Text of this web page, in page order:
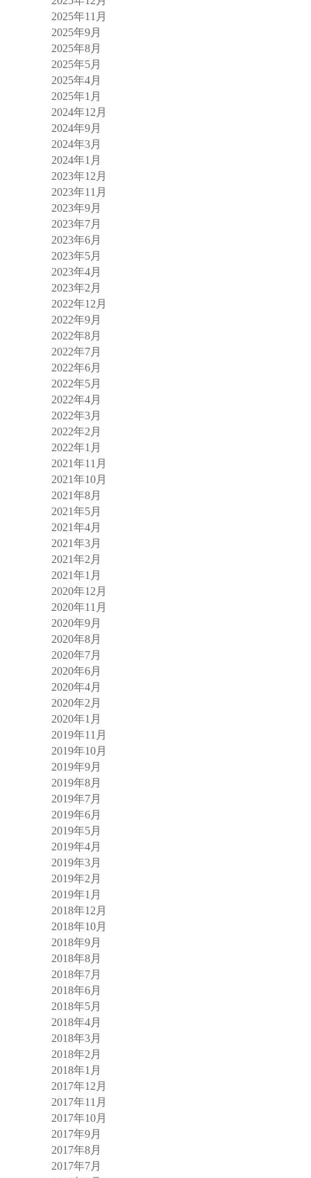
2025年11月
2025年9月
2025年8月
2025年5月
2025年4月
2025年1月
2024年12月
2024年9月
2024年3月
2024年1月
2023年12月
2023年11月
2023年9月
2023年7月
2023年6月
2023年5月
2023年4月
2023年2月
2022年12月
2022年9月
2022年8月
2022年7月
2022年6月
2022年5月
2022年4月
2022年3月
2022年2月
2022年1月
2021年11月
2021年10月
2021年8月
2021年5月
2021年4月
2021年3月
2021年2月
2021年1月
2020年12月
2020年11月
2020年9月
2020年8月
2020年7月
2020年6月
2020年4月
2020年2月
2020年1月
2019年11月
2019年10月
2019年9月
2019年8月
2019年7月
2019年6月
2019年5月
2019年4月
2019年3月
2019年2月
2019年1月
2018年12月
2018年10月
2018年9月
2018年8月
2018年7月
2018年6月
2018年5月
2018年4月
2018年3月
2018年2月
2018年1月
2017年12月
2017年11月
2017年10月
2017年9月
2017年8月
2017年7月